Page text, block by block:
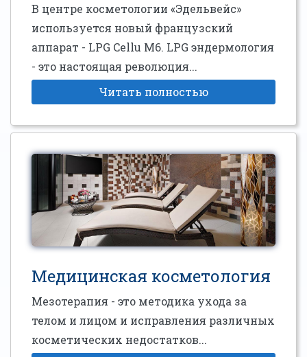
В центре косметологии «Эдельвейс»
используется новый французский
аппарат - LPG Cellu M6. LPG эндермология
- это настоящая революция...
Читать полностью
Медицинская косметология
Мезотерапия - это методика ухода за
телом и лицом и исправления различных
косметических недостатков...